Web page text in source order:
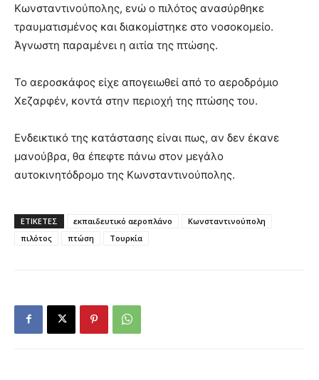
Κωνσταντινούπολης, ενώ ο πιλότος ανασύρθηκε
τραυματισμένος και διακομίστηκε στο νοσοκομείο.
Άγνωστη παραμένει η αιτία της πτώσης.
Το αεροσκάφος είχε απογειωθεί από το αεροδρόμιο
Χεζαρφέν, κοντά στην περιοχή της πτώσης του.
Ενδεικτικό της κατάστασης είναι πως, αν δεν έκανε
μανούβρα, θα έπεφτε πάνω στον μεγάλο
αυτοκινητόδρομο της Κωνσταντινούπολης.
ΕΤΙΚΕΤΕΣ εκπαιδευτικό αεροπλάνο
Κωνσταντινούπολη
πιλότος
πτώση Τουρκία